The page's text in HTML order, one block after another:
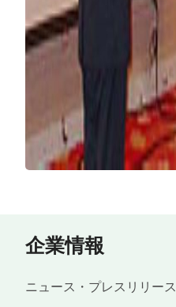
企業情報
ニュース・プレスリリース